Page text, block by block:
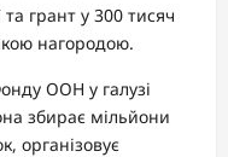
грант у 300 тисяч
нагородою.
ООН у галузі
збирає мільйони
організовує